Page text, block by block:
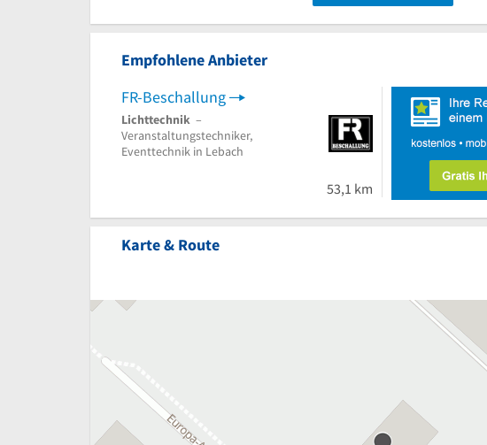
Empfohlene Anbieter
FR-Beschallung
Lichttechnik –
Veranstaltungstechniker,
Eventtechnik in Lebach
53,1 km
Karte & Route